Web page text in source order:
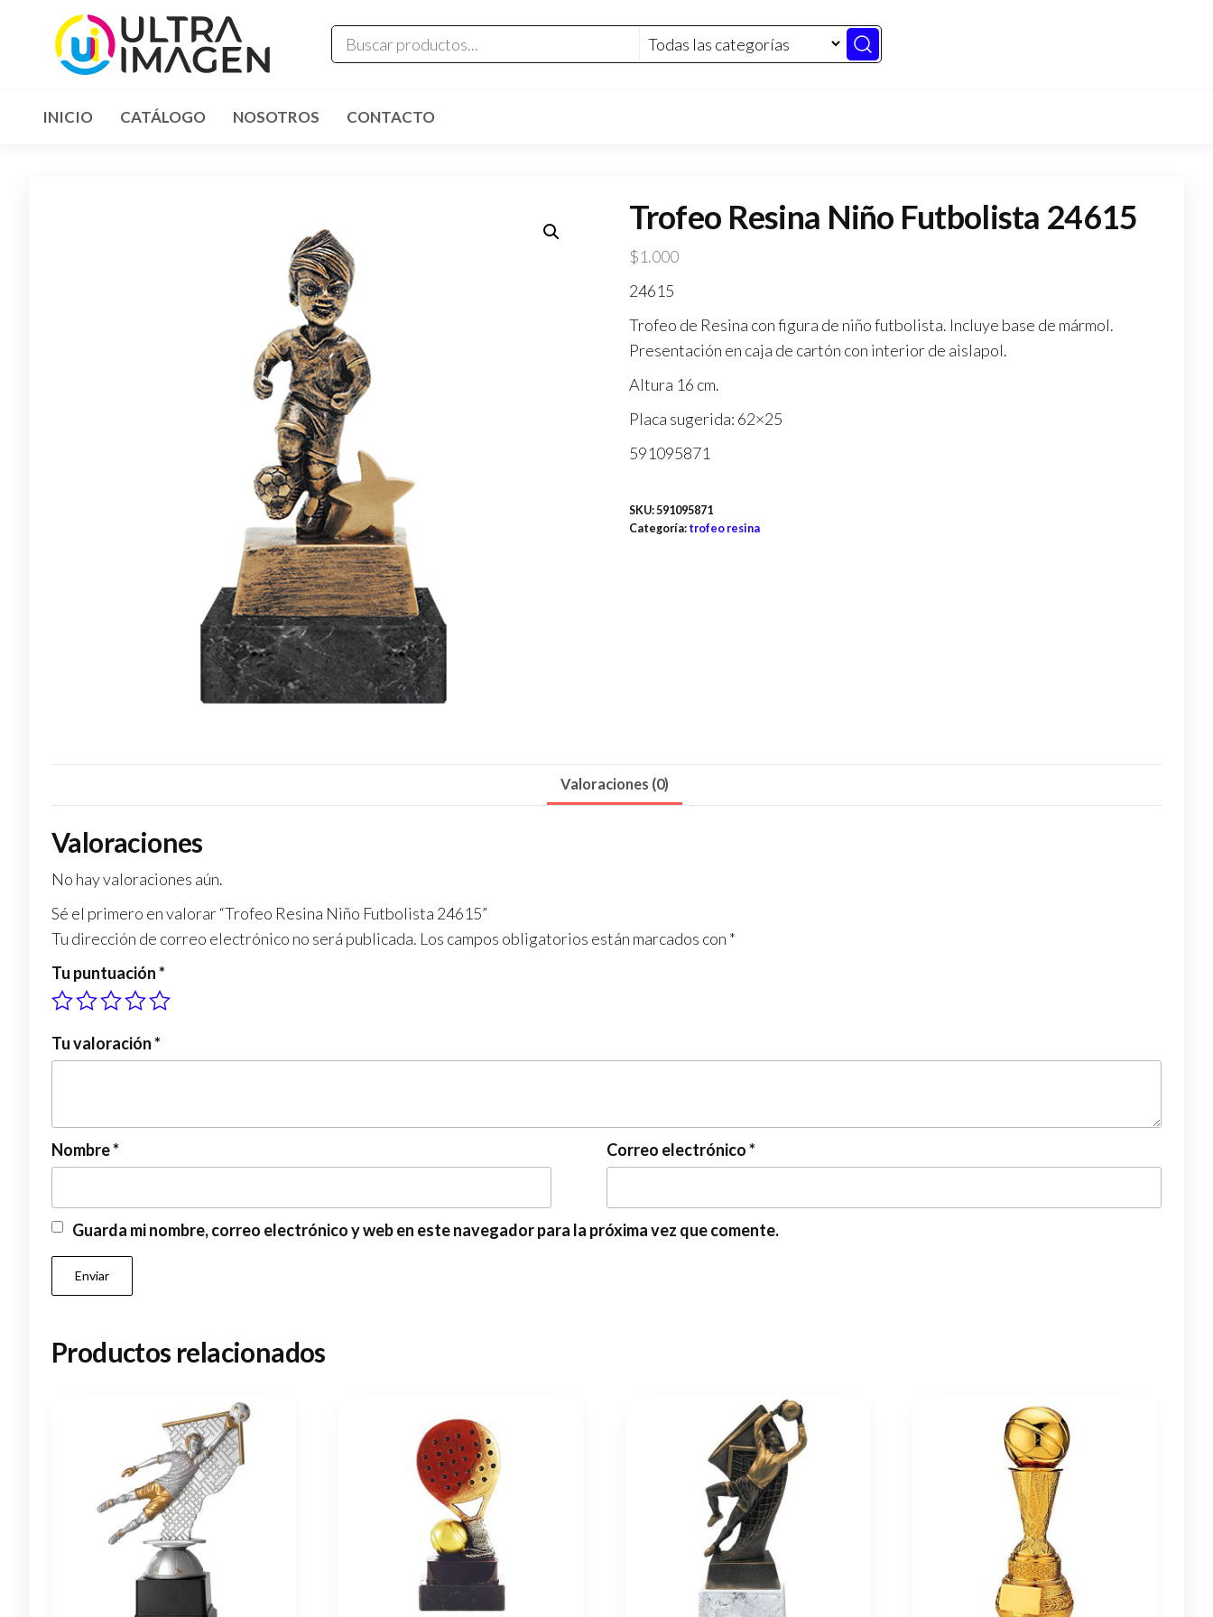
INICIO CATÁLOGO NOSOTROS CONTACTO
Trofeo Resina Niño Futbolista 24615
$1.000
24615
Trofeo de Resina con figura de niño futbolista. Incluye base de mármol.
Presentación en caja de cartón con interior de aislapol.
Altura 16 cm.
Placa sugerida: 62×25
591095871
SKU:591095871
Categoría: trofeo resina
Valoraciones (0)
Valoraciones
No hay valoraciones aún.
Sé el primero en valorar “Trofeo Resina Niño Futbolista 24615”
Tu dirección de correo electrónico no será publicada. Los campos obligatorios están marcados con *
Tu puntuación*
Tu valoración*
Nombre* Correo electrónico*
Guarda mi nombre, correo electrónico y web en este navegador para la próxima vez que comente.
Productos relacionados